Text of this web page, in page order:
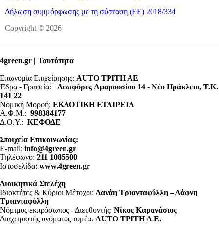
Δήλωση συμμόρφωσης με τη σύσταση (ΕΕ) 2018/334
Copyright © 2026
4green.gr | Ταυτότητα
Επωνυμία Επιχείρησης: AUTO ΤΡΙΤΗ ΑΕ
Έδρα - Γραφεία: Λεωφόρος Αμαρουσίου 14 - Νέο Ηράκλειο, Τ.Κ.
141 22
Νομική Μορφή: ΕΚΔΟΤΙΚΗ ΕΤΑΙΡΕΙΑ
Α.Φ.Μ.: 998384177
Δ.Ο.Υ.: ΚΕΦΟΔΕ
Στοιχεία Επικοινωνίας:
E-mail: info@4green.gr
Τηλέφωνο: 211 1085500
Ιστοσελίδα: www.4green.gr
Διοικητικά Στελέχη
Ιδιοκτήτες & Κύριοι Μέτοχοι: Δανάη Τριανταφύλλη – Δάφνη
Τριανταφύλλη
Νόμιμος εκπρόσωπος - Διευθυντής: Νίκος Καρανάσιος
Διαχειριστής ονόματος τομέα: ΑUTO ΤΡΙΤΗ Α.Ε.